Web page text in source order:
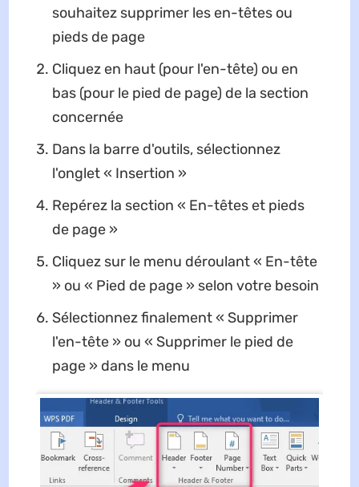
souhaitez supprimer les en-têtes ou
pieds de page
Cliquez en haut (pour l'en-tête) ou en
bas (pour le pied de page) de la section
concernée
Dans la barre d'outils, sélectionnez
l'onglet « Insertion »
Repérez la section « En-têtes et pieds
de page »
Cliquez sur le menu déroulant « En-tête
» ou « Pied de page » selon votre besoin
Sélectionnez finalement « Supprimer
l'en-tête » ou « Supprimer le pied de
page » dans le menu